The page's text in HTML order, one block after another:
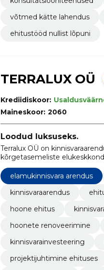
võtmed kätte lahendus
ehitustööd nullist lõpuni
TERRALUX OÜ
Krediidiskoor:
Maineskoor: 2060
Loodud luksuseks.
Terralux OÜ on
kõrgetasemeliste
elamukinnisvara arendus
kinnisvaraarendus
hoone ehitus
hoonete renoveerimine
kinnisvarainvesteering
projektijuhtimine ehituses